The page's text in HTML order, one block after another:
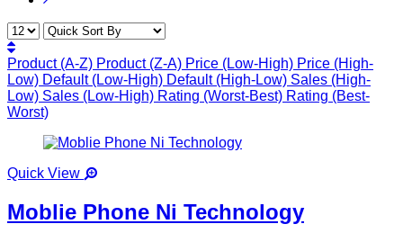
Product (A-Z) Product (Z-A) Price (Low-High) Price (High-
Low) Default (Low-High) Default (High-Low) Sales (High-
Low) Sales (Low-High) Rating (Worst-Best) Rating (Best-
Worst)
Quick View
Moblie Phone Ni Technology